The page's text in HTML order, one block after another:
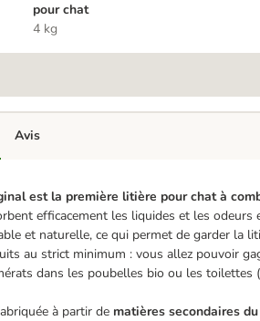
pour chat
4 kg
est la première litière pour chat à
efficacement les liquides et les
et naturelle, ce qui permet de garder la
au strict minimum : vous allez pouvoir
dans les poubelles bio ou les
à partir de matières secondaires
Avis